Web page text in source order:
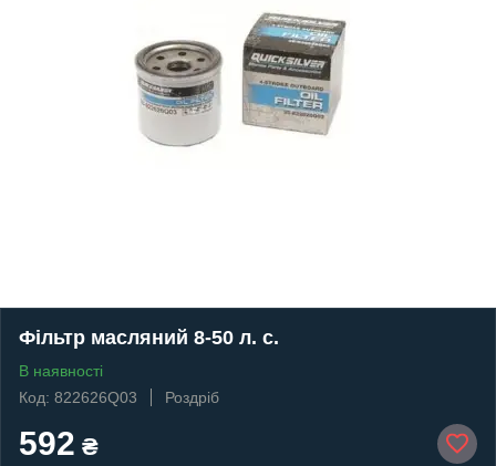
Фільтр масляний 8-50 л. с.
В наявності
Код: 822626Q03
Роздріб
592 ₴